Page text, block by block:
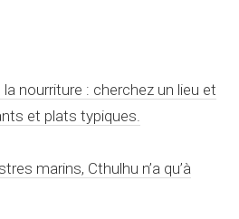
nourriture : cherchez un lieu et
et plats typiques.
marins, Cthulhu n’a qu’à